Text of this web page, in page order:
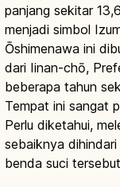
panjang sekitar
menjadi simbol
Ōshimenawa ini
dari Iinan-chō,
beberapa tahun
Tempat ini sangat
Perlu diketahui,
sebaiknya
benda suci